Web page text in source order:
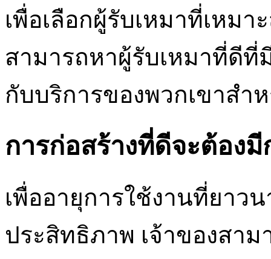
เพื่อเลือกผู้รับเหมาที่เหม
สามารถหาผู้รับเหมาที่ดี
กับบริการของพวกเขาสำ
การก่อสร้างที่ดีจะต้องมี
เพื่ออายุการใช้งานที่ยาว
ประสิทธิภาพ เจ้าของสาม